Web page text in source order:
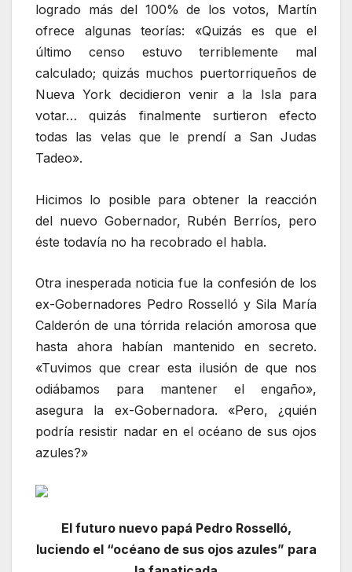
logrado más del 100% de los votos, Martín
ofrece algunas teorías: «Quizás es que el
último censo estuvo terriblemente mal
calculado; quizás muchos puertorriqueños de
Nueva York decidieron venir a la Isla para
votar… quizás finalmente surtieron efecto
todas las velas que le prendí a San Judas
Tadeo».
Hicimos lo posible para obtener la reacción
del nuevo Gobernador, Rubén Berríos, pero
éste todavía no ha recobrado el habla.
Otra inesperada noticia fue la confesión de los
ex-Gobernadores Pedro Rosselló y Sila María
Calderón de una tórrida relación amorosa que
hasta ahora habían mantenido en secreto.
«Tuvimos que crear esta ilusión de que nos
odiábamos para mantener el engaño»,
asegura la ex-Gobernadora. «Pero, ¿quién
podría resistir nadar en el océano de sus ojos
azules?»
El futuro nuevo papá Pedro Rosselló,
luciendo el “océano de sus ojos azules” para